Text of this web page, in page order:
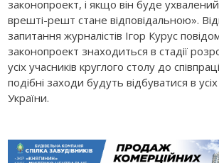
законопроект, і якщо він буде
врешті-решт стане відповідальною».
запитання журналістів Ігор Курус
законопроект знаходиться в стадії
усіх учасників круглого столу до
подібні заходи будуть відбуватися в
України.